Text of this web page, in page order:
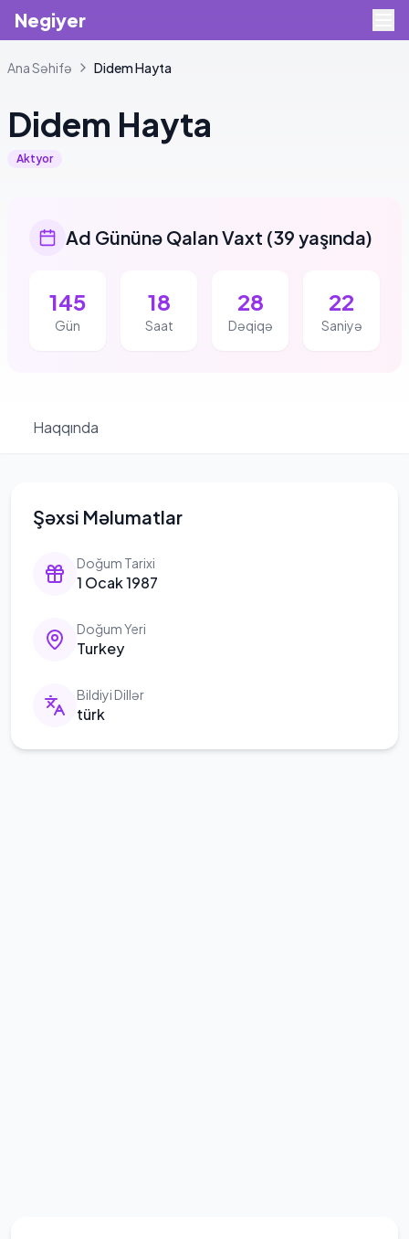
Negiyer
Ana Səhifə DidemHayta
Didem Hayta
Aktyor
Ad Gününə Qalan Vaxt (39 yaşında)
145
Gün
18
Saat
28
Dəqiqə
22
Saniyə
Haqqında
Şəxsi Məlumatlar
Doğum Tarixi
1 Ocak 1987
Doğum Yeri
Turkey
Bildiyi Dillər
türk